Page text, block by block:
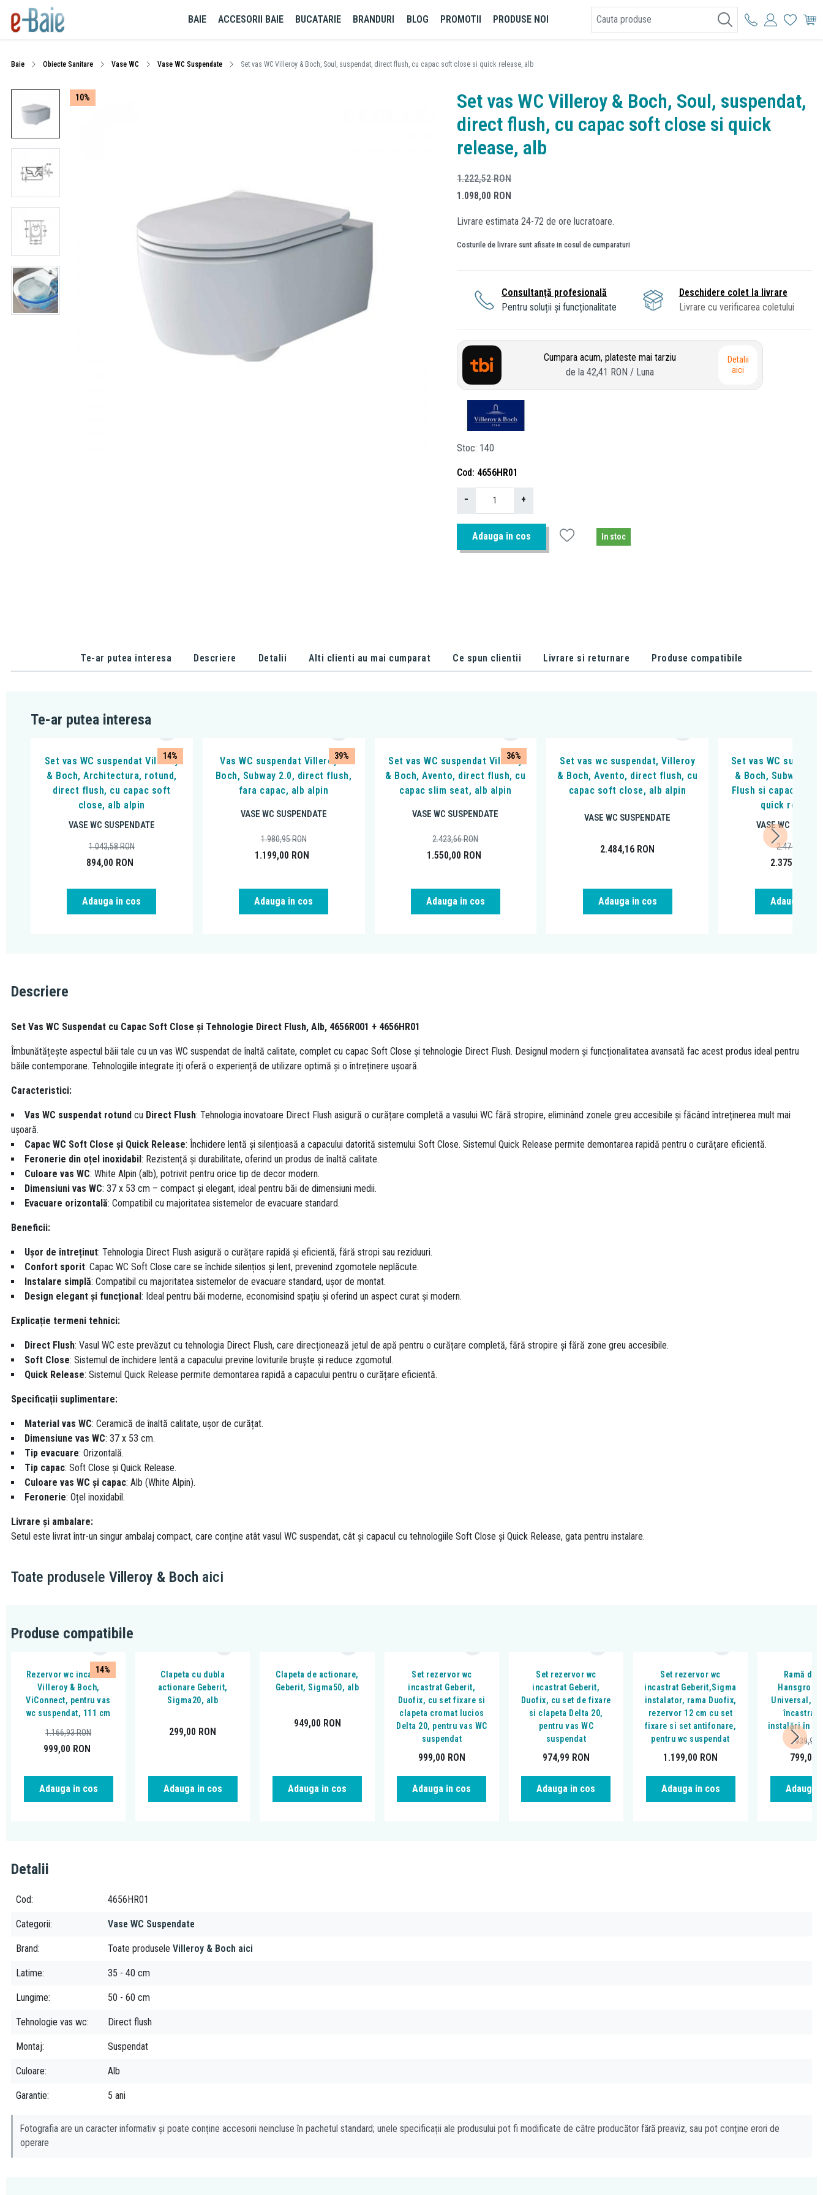
BAIE ACCESORII BAIE BUCATARIE BRANDURI BLOG PROMOTII PRODUSE NOI
Baie Obiecte Sanitare Vase WC Vase WC Suspendate Set vas WC Villeroy & Boch, Soul, suspendat, direct flush, cu capac soft close si quick release, alb
10%
Set vas WC Villeroy & Boch, Soul, suspendat,
direct flush, cu capac soft close si quick
release, alb
1.222,52RON
1.098,00 RON
Livrare estimata 24-72 de ore lucratoare.
Costurile de livrare sunt afisate in cosul de cumparaturi
Consultanță profesională
Pentru soluții și funcționalitate
Deschidere colet la livrare
Livrare cu verificarea coletului
Cumpara acum, plateste mai tarziu
de la 42,41 RON / Luna
Detalii
aici
Stoc 140
Cod 4656HR01
− +
Adauga in cos In stoc
Te-ar putea interesa Descriere Detalii Alti clienti au mai cumparat Ce spun clientii Livrare si returnare Produse compatibile
Te-ar putea interesa
14%
Set vas WC suspendat Villeroy
& Boch, Architectura, rotund,
direct flush, cu capac soft
close, alb alpin
VASE WC SUSPENDATE
894,00 RON
1.043,58RON
Adauga in cos
39%
Vas WC suspendat Villeroy &
Boch, Subway 2.0, direct flush,
fara capac, alb alpin
VASE WC SUSPENDATE
1.199,00 RON
1.980,95RON
Adauga in cos
36%
Set vas WC suspendat Villeroy
& Boch, Avento, direct flush, cu
capac slim seat, alb alpin
VASE WC SUSPENDATE
1.550,00 RON
2.423,66RON
Adauga in cos
Set vas wc suspendat, Villeroy
& Boch, Avento, direct flush, cu
capac soft close, alb alpin
VASE WC SUSPENDATE
2.484,16 RON
Adauga in cos
Set vas WC
& Boch, Subway
Flush si capac cu
quick
VASE WC
2.375,00
2.474,42
Adauga in
Descriere
Set Vas WC Suspendat cu Capac Soft Close și Tehnologie Direct Flush, Alb, 4656R001 + 4656HR01
Îmbunătățește aspectul băii tale cu un vas WC suspendat de înaltă calitate, complet cu capac Soft Close și tehnologie Direct Flush. Designul modern și funcționalitatea avansată fac acest produs ideal pentru
băile contemporane. Tehnologiile integrate îți oferă o experiență de utilizare optimă și o întreținere ușoară.
Caracteristici:
Vas WC suspendat rotund cu Direct Flush: Tehnologia inovatoare Direct Flush asigură o curățare completă a vasului WC fără stropire, eliminând zonele greu accesibile și făcând întreținerea mult mai
ușoară.
Capac WC Soft Close și Quick Release: Închidere lentă și silențioasă a capacului datorită sistemului Soft Close. Sistemul Quick Release permite demontarea rapidă pentru o curățare eficientă.
Feronerie din oțel inoxidabil : Rezistență și durabilitate, oferind un produs de înaltă calitate.
Culoare vas WC: White Alpin (alb), potrivit pentru orice tip de decor modern.
Dimensiuni vas WC: 37 x 53 cm – compact și elegant, ideal pentru băi de dimensiuni medii.
Evacuare orizontală: Compatibil cu majoritatea sistemelor de evacuare standard.
Beneficii:
Ușor de întreținut: Tehnologia Direct Flush asigură o curățare rapidă și eficientă, fără stropi sau reziduuri.
Confort sporit: Capac WC Soft Close care se închide silențios și lent, prevenind zgomotele neplăcute.
Instalare simplă: Compatibil cu majoritatea sistemelor de evacuare standard, ușor de montat.
Design elegant și funcțional : Ideal pentru băi moderne, economisind spațiu și oferind un aspect curat și modern.
Explicație termeni tehnici:
Direct Flush: Vasul WC este prevăzut cu tehnologia Direct Flush, care direcționează jetul de apă pentru o curățare completă, fără stropire și fără zone greu accesibile.
Soft Close: Sistemul de închidere lentă a capacului previne loviturile bruște și reduce zgomotul.
Quick Release: Sistemul Quick Release permite demontarea rapidă a capacului pentru o curățare eficientă.
Specificații suplimentare:
Material vas WC: Ceramică de înaltă calitate, ușor de curățat.
Dimensiune vas WC: 37 x 53 cm.
Tip evacuare: Orizontală.
Tip capac: Soft Close și Quick Release.
Culoare vas WC și capac: Alb (White Alpin).
Feronerie: Oțel inoxidabil.
Livrare și ambalare:
Setul este livrat într-un singur ambalaj compact, care conține atât vasul WC suspendat, cât și capacul cu tehnologiile Soft Close și Quick Release, gata pentru instalare.
Toate produsele Villeroy & Boch aici
Produse compatibile
14%
Rezervor wc incastrat
Villeroy & Boch,
ViConnect, pentru vas
wc suspendat, 111 cm
999,00 RON
1.166,93RON
Adauga in cos
Clapeta cu dubla
actionare Geberit,
Sigma20, alb
299,00 RON
Adauga in cos
Clapeta de actionare,
Geberit, Sigma50, alb
949,00 RON
Adauga in cos
Set rezervor wc
incastrat Geberit,
Duofix, cu set fixare si
clapeta cromat lucios
Delta 20, pentru vas WC
suspendat
999,00 RON
Adauga in cos
Set rezervor wc
incastrat Geberit,
Duofix, cu set de fixare
si clapeta Delta 20,
pentru vas WC
suspendat
974,99 RON
Adauga in cos
Set rezervor wc
incastrat Geberit,Sigma
instalator, rama Duofix,
rezervor 12 cm cu set
fixare si set antifonare,
pentru wc suspendat
1.199,00 RON
Adauga in cos
Ramă de
Universal,
încastrat,
instalări în
799,00
939,93
Adauga
Detalii
Cod 4656HR01
Categorii Vase WC Suspendate
Brand Toate produsele Villeroy & Boch aici
Latime 35 - 40 cm
Lungime 50 - 60 cm
Tehnologie vas wc Direct flush
Montaj Suspendat
Culoare Alb
Garantie 5 ani
Fotografia are un caracter informativ și poate conține accesorii neincluse în pachetul standard; unele specificații ale produsului pot fi modificate de către producător fără preaviz, sau pot conține erori de
operare